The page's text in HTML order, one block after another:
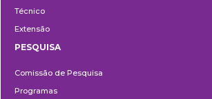
Técnico
Extensão
PESQUISA
Comissão de Pesquisa
Programas